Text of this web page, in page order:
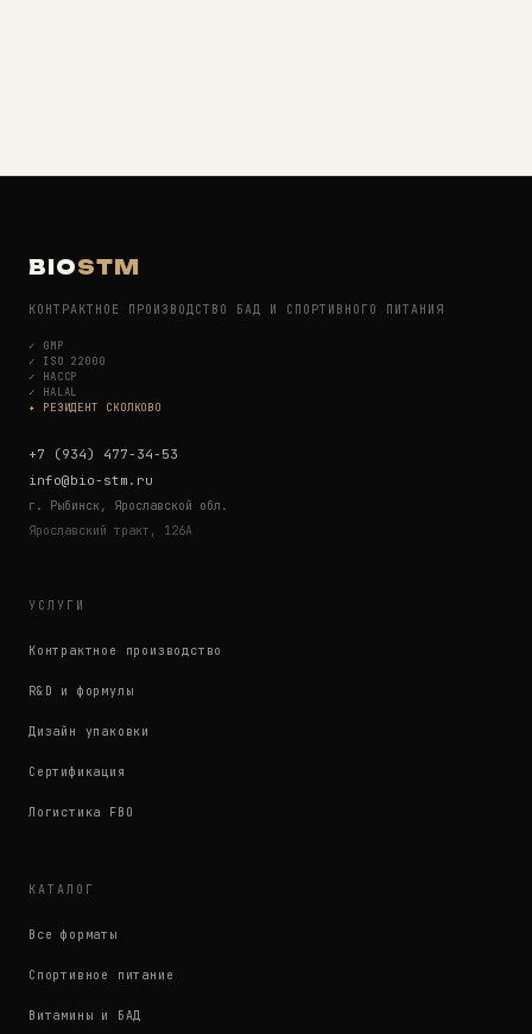
BIOSTM
КОНТРАКТНОЕ ПРОИЗВОДСТВО БАД И СПОРТИВНОГО ПИТАНИЯ
✓ GMP
✓ ISO 22000
✓ HACCP
✓ HALAL
✦ РЕЗИДЕНТ СКОЛКОВО
+7 (934) 477-34-53
info@bio-stm.ru
г. Рыбинск, Ярославской обл.
Ярославский тракт, 126А
УСЛУГИ
Контрактное производство
R&D и формулы
Дизайн упаковки
Сертификация
Логистика FBO
КАТАЛОГ
Все форматы
Спортивное питание
Витамины и БАД